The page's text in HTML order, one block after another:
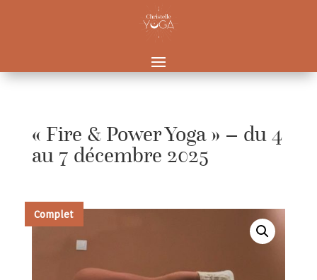
« Fire & Power Yoga » – du 4
au 7 décembre 2025
Complet